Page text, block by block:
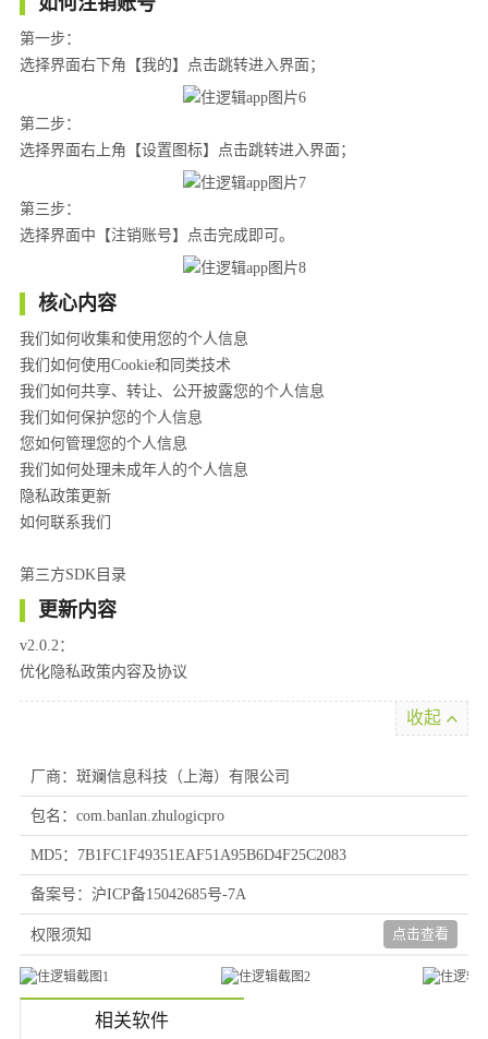
第一步：
选择界面右下角【我的】点击跳转进入界面；
第二步：
选择界面右上角【设置图标】点击跳转进入界面；
第三步：
选择界面中【注销账号】点击完成即可。
核心内容
我们如何收集和使用您的个人信息
我们如何使用Cookie和同类技术
我们如何共享、转让、公开披露您的个人信息
我们如何保护您的个人信息
您如何管理您的个人信息
我们如何处理未成年人的个人信息
隐私政策更新
如何联系我们
第三方SDK目录
更新内容
v2.0.2：
优化隐私政策内容及协议
收起
厂商：斑斓信息科技（上海）有限公司
包名：com.banlan.zhulogicpro
MD5：7B1FC1F49351EAF51A95B6D4F25C2083
备案号：沪ICP备15042685号-7A
权限须知 点击查看
相关软件